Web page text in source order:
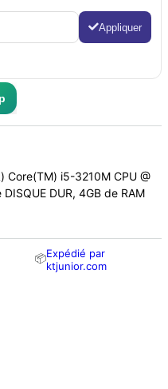
Appliquer
Core(TM) i5-3210M CPU @
DUR, 4GB de RAM
📦Expédié par
ktjunior.com